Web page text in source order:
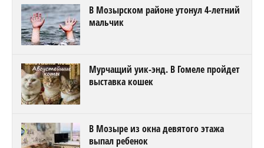
В Мозырском районе утонул 4-летний
мальчик
Мурчащий уик-энд. В Гомеле пройдет
выставка кошек
В Мозыре из окна девятого этажа
выпал ребенок